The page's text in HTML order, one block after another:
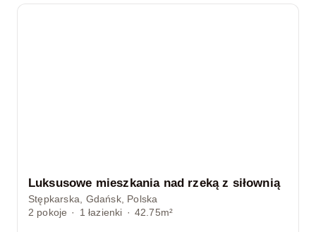
Luksusowe mieszkania nad rzeką z siłownią
Stępkarska, Gdańsk, Polska
2 pokoje · 1 łazienki · 42.75m²